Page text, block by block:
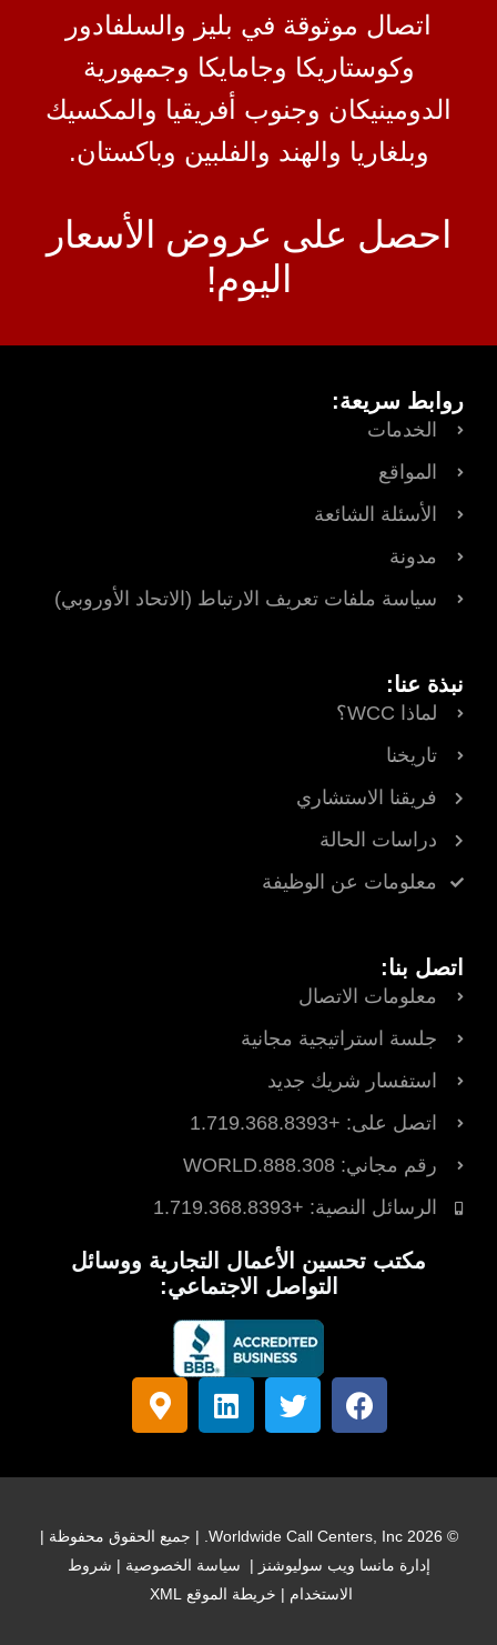
اتصال موثوقة في بليز والسلفادور
وكوستاريكا وجامايكا وجمهورية
الدومينيكان وجنوب أفريقيا والمكسيك
وبلغاريا والهند والفلبين وباكستان.
احصل على عروض الأسعار
اليوم!
روابط سريعة:
الخدمات
المواقع
الأسئلة الشائعة
مدونة
سياسة ملفات تعريف الارتباط (الاتحاد الأوروبي)
نبذة عنا:
لماذا WCC؟
تاريخنا
فريقنا الاستشاري
دراسات الحالة
معلومات عن الوظيفة
اتصل بنا:
معلومات الاتصال
جلسة استراتيجية مجانية
استفسار شريك جديد
اتصل على: +1.719.368.8393
رقم مجاني: 888.308.WORLD
الرسائل النصية: +1.719.368.8393
مكتب تحسين الأعمال التجارية ووسائل
التواصل الاجتماعي:
ف
ي
ب
ك
ت
و
ت
ل
ي
ك
إ
ن
ع
ل
م
ا
خ
© 2026 Worldwide Call Centers, Inc. | جميع الحقوق محفوظة |
إدارة مانسا ويب سوليوشنز | سياسة الخصوصية | شروط
الاستخدام | خريطة الموقع XML